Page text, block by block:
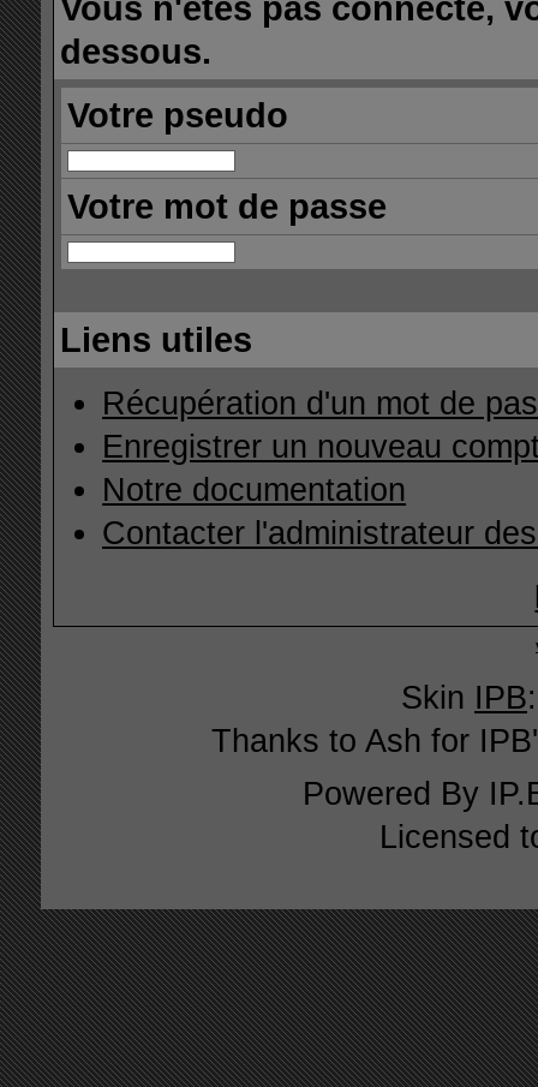
dessous.
Votre pseudo
Votre mot de passe
Liens utiles
Récupération d'un mot de
Enregistrer un nouveau
Notre documentation
Contacter l'administrateur
Skin IPB
Thanks to Ash for
Powered By
Licensed